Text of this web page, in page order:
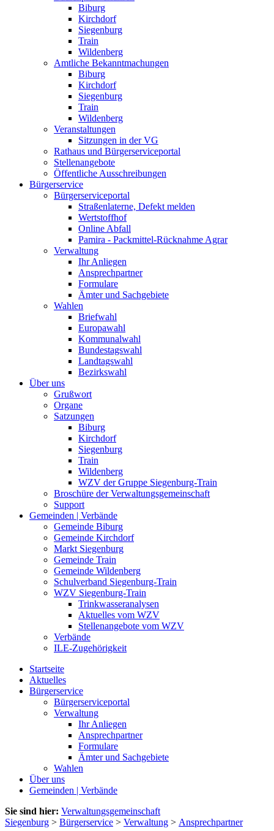
Biburg
Kirchdorf
Siegenburg
Train
Wildenberg
Amtliche Bekanntmachungen
Biburg
Kirchdorf
Siegenburg
Train
Wildenberg
Veranstaltungen
Sitzungen in der VG
Rathaus und Bürgerserviceportal
Stellenangebote
Öffentliche Ausschreibungen
Bürgerservice
Bürgerserviceportal
Straßenlaterne, Defekt melden
Wertstoffhof
Online Abfall
Pamira - Packmittel-Rücknahme Agrar
Verwaltung
Ihr Anliegen
Ansprechpartner
Formulare
Ämter und Sachgebiete
Wahlen
Briefwahl
Europawahl
Kommunalwahl
Bundestagswahl
Landtagswahl
Bezirkswahl
Über uns
Grußwort
Organe
Satzungen
Biburg
Kirchdorf
Siegenburg
Train
Wildenberg
WZV der Gruppe Siegenburg-Train
Broschüre der Verwaltungsgemeinschaft
Support
Gemeinden | Verbände
Gemeinde Biburg
Gemeinde Kirchdorf
Markt Siegenburg
Gemeinde Train
Gemeinde Wildenberg
Schulverband Siegenburg-Train
WZV Siegenburg-Train
Trinkwasseranalysen
Aktuelles vom WZV
Stellenangebote vom WZV
Verbände
ILE-Zugehörigkeit
Startseite
Aktuelles
Bürgerservice
Bürgerserviceportal
Verwaltung
Ihr Anliegen
Ansprechpartner
Formulare
Ämter und Sachgebiete
Wahlen
Über uns
Gemeinden | Verbände
Sie sind hier: Verwaltungsgemeinschaft
Siegenburg > Bürgerservice > Verwaltung > Ansprechpartner